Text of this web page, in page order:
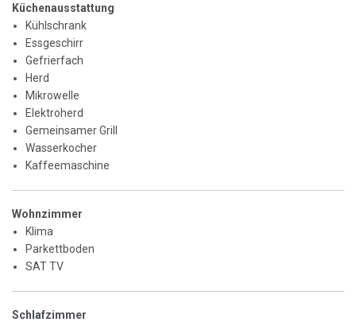
Küchenausstattung
Kühlschrank
Essgeschirr
Gefrierfach
Herd
Mikrowelle
Elektroherd
Gemeinsamer Grill
Wasserkocher
Kaffeemaschine
Wohnzimmer
Klima
Parkettboden
SAT TV
Schlafzimmer